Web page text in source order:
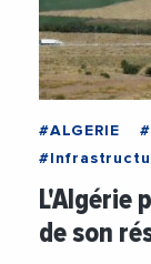
#ALGERIE
L'Algérie
de son